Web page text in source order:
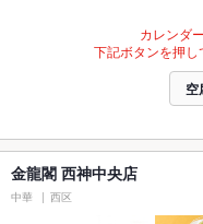
カレンダ
下記ボタンを押し
空
金龍閣 西神中央店
中華 西区